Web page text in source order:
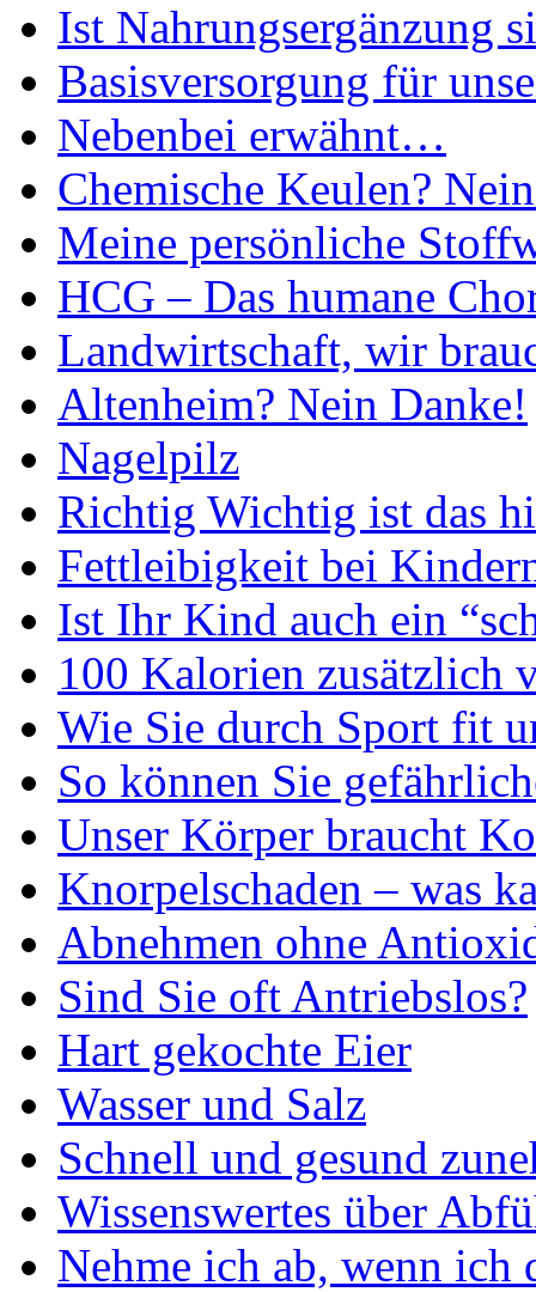
Ist Nahrungsergänzung
Basisversorgung für
Nebenbei erwähnt…
Chemische Keulen?
Meine persönliche
HCG – Das humane
Landwirtschaft, wir
Altenheim? Nein Danke!
Nagelpilz
Richtig Wichtig ist das
Fettleibigkeit bei
Ist Ihr Kind auch ein
100 Kalorien zusätzlich
Wie Sie durch Sport fit
So können Sie
Unser Körper braucht
Knorpelschaden – was
Abnehmen ohne
Sind Sie oft Antriebslos?
Hart gekochte Eier
Wasser und Salz
Schnell und gesund
Wissenswertes über
Nehme ich ab, wenn ich